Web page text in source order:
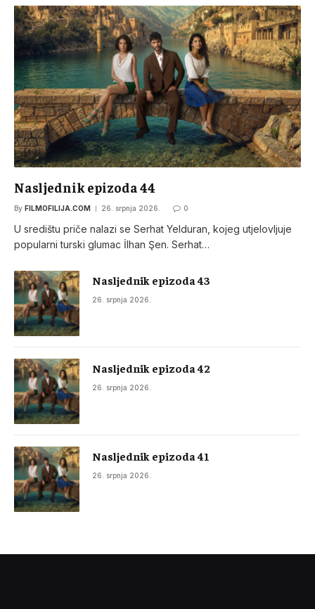
Nasljednik epizoda 44
By FILMOFILIJA.COM 26. srpnja 2026. 0
U središtu priče nalazi se Serhat Yelduran, kojeg utjelovljuje
popularni turski glumac İlhan Şen. Serhat…
Nasljednik epizoda 43
26. srpnja 2026.
Nasljednik epizoda 42
26. srpnja 2026.
Nasljednik epizoda 41
26. srpnja 2026.